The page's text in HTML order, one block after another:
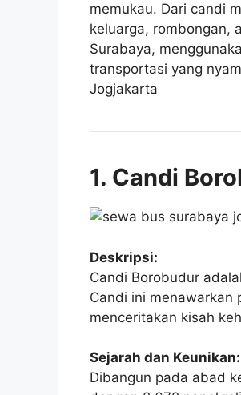
memukau. Dari candi
keluarga, rombongan,
Surabaya,
transportasi yang
Jogjakarta
1. Candi
Deskripsi:
Candi Borobudur
Candi ini menawarkan
menceritakan kisah
Sejarah dan Keunikan:
Dibangun pada abad